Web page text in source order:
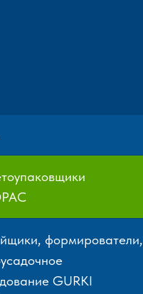
формирователи,
GURKI